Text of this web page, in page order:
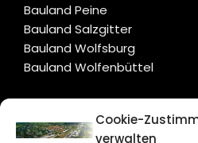
Cookie-
verwalten
Bauland Peine
Bauland Salzgitter
Bauland Wolfsburg
Bauland Wolfenbüttel
CITYLIFE!